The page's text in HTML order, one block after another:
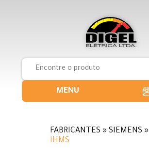
MENU
FABRICANTES » SIEMENS »
IHMS